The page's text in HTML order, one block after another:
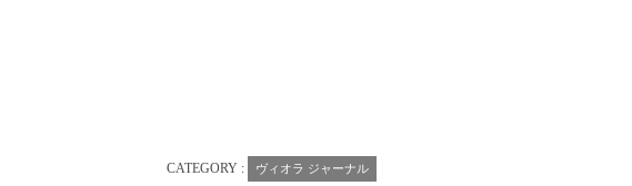
CATEGORY : ヴィオラ ジャーナル